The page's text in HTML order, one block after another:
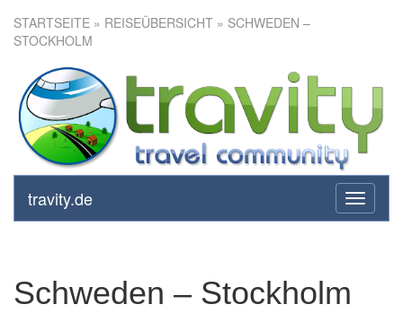
STARTSEITE » REISEÜBERSICHT » SCHWEDEN –
STOCKHOLM
toggle
travity.de
Schweden – Stockholm
Schweden – Stockholm